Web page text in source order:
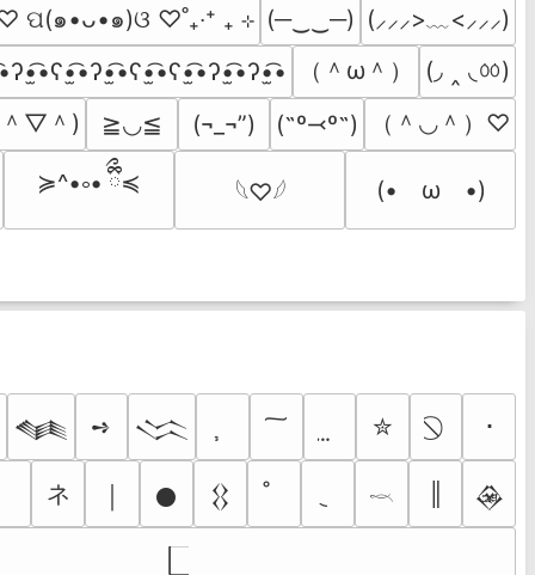
♡ ପ(๑•ᴗ•๑)ଓ ♡˚₊‧⁺ ₊ ⊹ (─‿‿─) (⸝⸝⸝>﹏<⸝⸝⸝)
（＾ω＾）
(◞ ‸ ◟ㆀ)
▽＾) ≧◡≦ (¬_¬”) (˶º⤙º˶) （＾◡＾）♡
≽^•༚• ྀིྀ≼ 𓆩♡𓆪 (•　ω　•)
𒈝 ➺ 𒈱 ✮ ･
ネ 𒊹 𒌐 𓎖 𒊲